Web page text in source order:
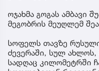
ოჯახმა გოგას ამბავი
მეგობრის მეუღლემ
სოფელს თავზე
ძევერაში, სულ ახლოს,
სადღაც კილომეტრში